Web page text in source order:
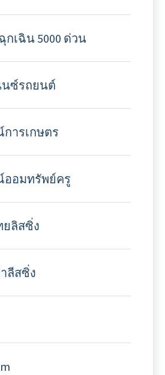
กเฉิน 5000 ด่วน
ซ์รถยนต์
ารเกษตร
อมทรัพย์ครู
ยลิสซิ่ง
ลีสซิ่ง